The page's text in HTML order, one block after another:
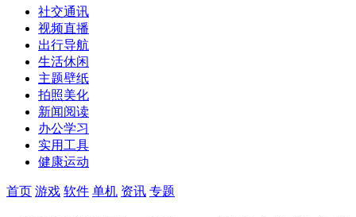
社交通讯
视频直播
出行导航
生活休闲
主题壁纸
拍照美化
新闻阅读
办公学习
实用工具
健康运动
首页 游戏 软件 单机 资讯 专题